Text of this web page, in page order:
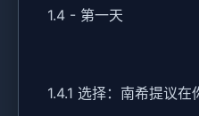
1.4 - 第一天
1.4.1 选择：南希提议在